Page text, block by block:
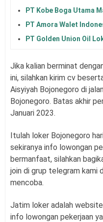
PT Kobe Boga Utama
PT Amora Walet
PT Golden Union Oil
Jika kalian berminat
ini, silahkan kirim cv
Aisyiyah Bojonegoro di
Bojonegoro. Batas akhir
Januari 2023.
Itulah loker Bojonegoro
sekiranya info lowongan
bermanfaat, silahkan
join di grup telegram kami
mencoba.
Jatim loker adalah
info lowongan pekerjaan